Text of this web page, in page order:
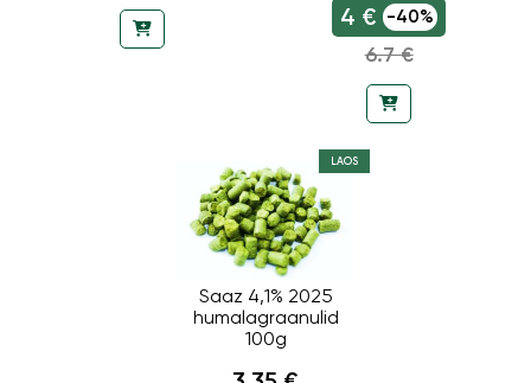
4 € -40%
6.7 €
LAOS
Saaz 4,1% 2025
humalagraanulid
100g